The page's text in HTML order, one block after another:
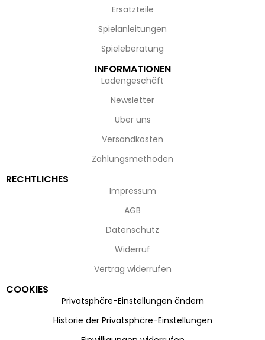
Ersatzteile
Spielanleitungen
Spieleberatung
INFORMATIONEN
Ladengeschäft
Newsletter
Über uns
Versandkosten
Zahlungsmethoden
RECHTLICHES
Impressum
AGB
Datenschutz
Widerruf
Vertrag widerrufen
COOKIES
Privatsphäre-Einstellungen ändern
Historie der Privatsphäre-Einstellungen